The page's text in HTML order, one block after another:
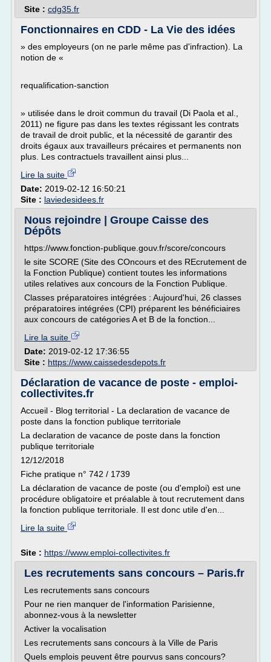
Site : cdg35.fr
Fonctionnaires en CDD - La Vie des idées
» des employeurs (on ne parle même pas d'infraction). La
notion de «
requalification-sanction
» utilisée dans le droit commun du travail (Di Paola et al.,
2011) ne figure pas dans les textes régissant les contrats
de travail de droit public, et la nécessité de garantir des
droits égaux aux travailleurs précaires et permanents non
plus. Les contractuels travaillent ainsi plus...
Lire la suite
Date: 2019-02-12 16:50:21
Site : laviedesidees.fr
Nous rejoindre | Groupe Caisse des
Dépôts
https://www.fonction-publique.gouv.fr/score/concours
le site SCORE (Site des COncours et des REcrutement de
la Fonction Publique) contient toutes les informations
utiles relatives aux concours de la Fonction Publique.
Classes préparatoires intégrées : Aujourd'hui, 26 classes
préparatoires intégrées (CPI) préparent les bénéficiaires
aux concours de catégories A et B de la fonction...
Lire la suite
Date: 2019-02-12 17:36:55
Site : https://www.caissedesdepots.fr
Déclaration de vacance de poste - emploi-
collectivites.fr
Accueil - Blog territorial - La declaration de vacance de
poste dans la fonction publique territoriale
La declaration de vacance de poste dans la fonction
publique territoriale
12/12/2018
Fiche pratique n° 742 / 1739
La déclaration de vacance de poste (ou d'emploi) est une
procédure obligatoire et préalable à tout recrutement dans
la fonction publique territoriale. Il est donc utile d'en...
Lire la suite
Site : https://www.emploi-collectivites.fr
Les recrutements sans concours – Paris.fr
Les recrutements sans concours
Pour ne rien manquer de l'information Parisienne,
abonnez-vous à la newsletter
Activer la vocalisation
Les recrutements sans concours à la Ville de Paris
Quels emplois peuvent être pourvus sans concours?